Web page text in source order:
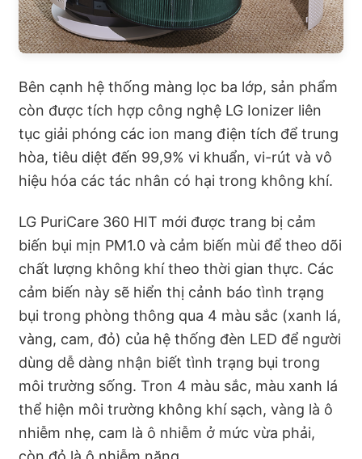
Bên cạnh hệ thống màng lọc ba lớp, sản phẩm
còn được tích hợp công nghệ LG Ionizer liên
tục giải phóng các ion mang điện tích để trung
hòa, tiêu diệt đến 99,9% vi khuẩn, vi-rút và vô
hiệu hóa các tác nhân có hại trong không khí.
LG PuriCare 360 HIT mới được trang bị cảm
biến bụi mịn PM1.0 và cảm biến mùi để theo dõi
chất lượng không khí theo thời gian thực. Các
cảm biến này sẽ hiển thị cảnh báo tình trạng
bụi trong phòng thông qua 4 màu sắc (xanh lá,
vàng, cam, đỏ) của hệ thống đèn LED để người
dùng dễ dàng nhận biết tình trạng bụi trong
môi trường sống. Tron 4 màu sắc, màu xanh lá
thể hiện môi trường không khí sạch, vàng là ô
nhiễm nhẹ, cam là ô nhiễm ở mức vừa phải,